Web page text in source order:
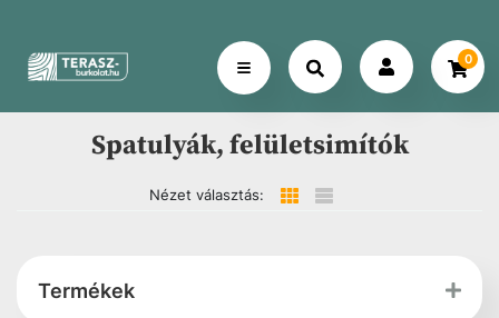
0
Spatulyák, felületsimítók
Nézet választás:
Termékek